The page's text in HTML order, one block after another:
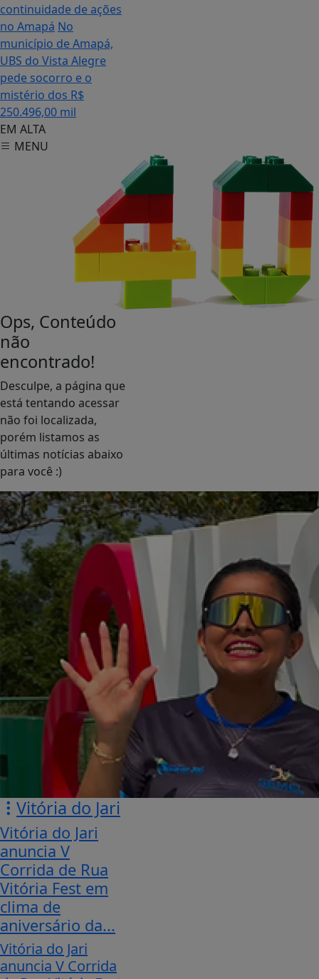
continuidade de ações
no Amapá No
município de Amapá,
UBS do Vista Alegre
pede socorro e o
mistério dos R$
250.496,00 mil
EM ALTA
MENU
Ops, Conteúdo
não
encontrado!
Desculpe, a página que
está tentando acessar
não foi localizada,
porém listamos as
últimas notícias abaixo
para você :)
Vitória do Jari
Vitória do Jari
anuncia V
Corrida de Rua
Vitória Fest em
clima de
aniversário da...
Vitória do Jari
anuncia V Corrida